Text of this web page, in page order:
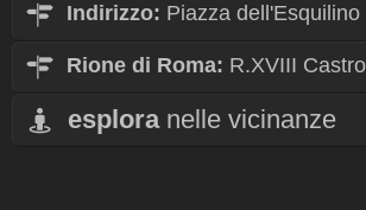
Indirizzo: Piazza dell'Esquilino
Rione di Roma: R.XVIII
esplora nelle vicinanze